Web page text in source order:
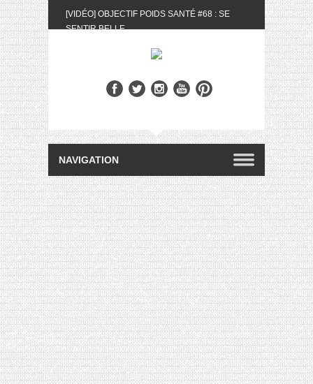
[VIDÉO] OBJECTIF POIDS SANTÉ #68 : SE
SENTIR BELLE
BIOTYFULL BOX DU MOIS DE MAI 2024 FEAT.
[VIDÉO] QUITOQUE #10 : MEAL PREP &
CONVIVIALITÉ
[VIDÉO] UNBOXING : LES MY LITTLE &
BIOTYFULL BOX DU MOIS D’AVRIL 2024
FEAT. AKILA
[VIDÉO] OBJECTIF POIDS SANTÉ #67 : L’AVIS
DES AUTRES, CE N’EST QUE LA VIE DES
AUTRES
[VIDÉO] UNBOXING : LES MY LITTLE &
BIOTYFULL BOX DES MOIS DE FÉVRIER ET
MARS 2024 FEAT. AKILA
[VIDÉO] LA SÉLECTION DU MOIS
#JANVIER2024
[VIDÉO] HELLOFRESH #34 : IDÉES
RECETTES RISOTTO